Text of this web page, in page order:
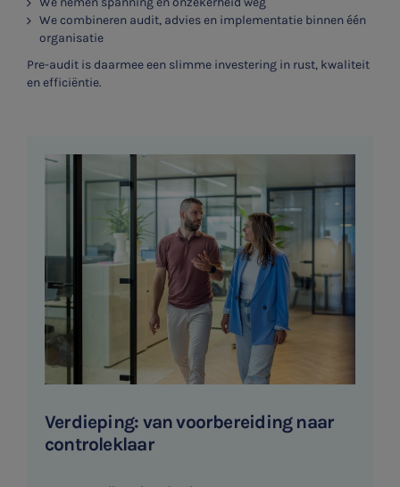
We combineren audit, advies en implementatie binnen één
organisatie
Pre-audit is daarmee een slimme investering in rust, kwaliteit
en efficiëntie.
Verdieping: van voorbereiding naar
controleklaar